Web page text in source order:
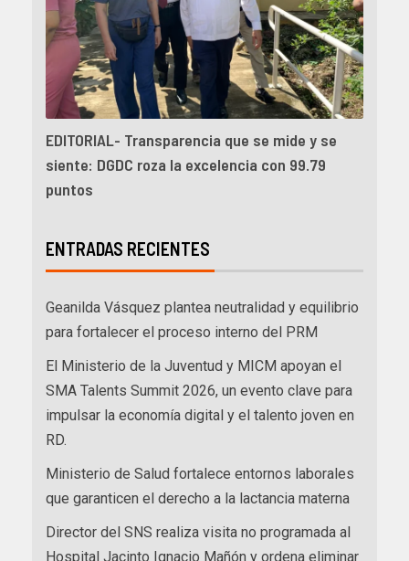
EDITORIAL- Transparencia que se mide y se
siente: DGDC roza la excelencia con 99.79
puntos
ENTRADAS RECIENTES
Geanilda Vásquez plantea neutralidad y equilibrio
para fortalecer el proceso interno del PRM
El Ministerio de la Juventud y MICM apoyan el
SMA Talents Summit 2026, un evento clave para
impulsar la economía digital y el talento joven en
RD.
Ministerio de Salud fortalece entornos laborales
que garanticen el derecho a la lactancia materna
Director del SNS realiza visita no programada al
Hospital Jacinto Ignacio Mañón y ordena eliminar